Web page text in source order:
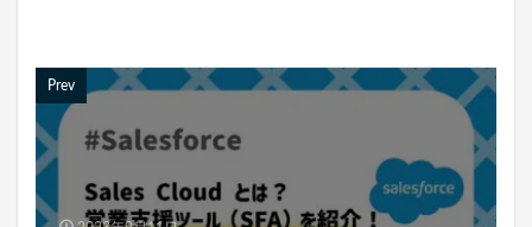
Prev